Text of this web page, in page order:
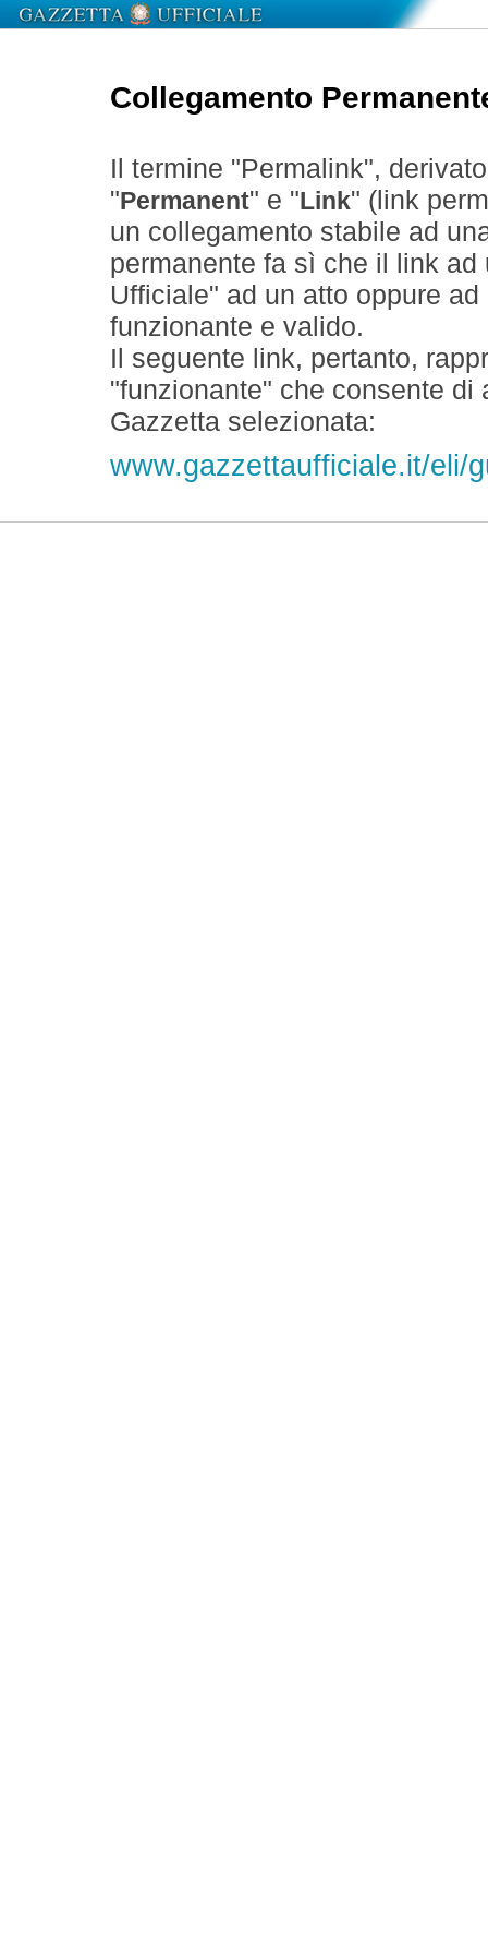
Collegamento
Il termine "Permalink",
" Permanent" e " Link" (link
un collegamento stabile ad
permanente fa sì che il link
Ufficiale" ad un atto oppure
funzionante e valido.
Il seguente link, pertanto,
"funzionante" che consente
Gazzetta selezionata:
www.gazzettaufficiale.it/eli/